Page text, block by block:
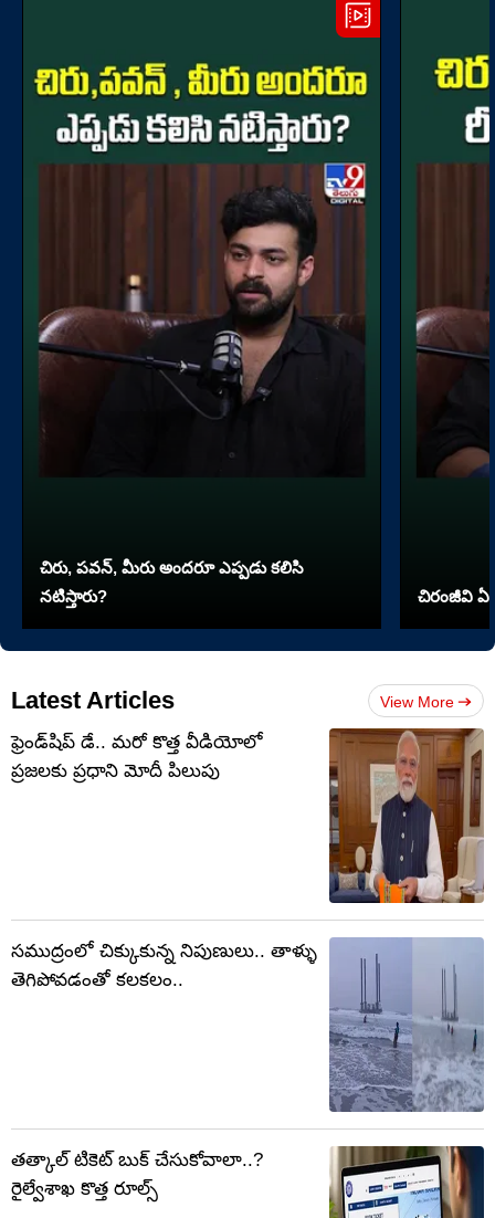
చిరు, పవన్, మీరు అందరూ ఎప్పడు కలిసి
నటిస్తారు?
చిరంజీవి ఏ
Latest Articles View More
ఫ్రెండ్‌షిప్ డే.. మరో కొత్త వీడియోలో
ప్రజలకు ప్రధాని మోదీ పిలుపు
సముద్రంలో చిక్కుకున్న నిపుణులు.. తాళ్ళు
తెగిపోవడంతో కలకలం..
తత్కాల్ టికెట్ బుక్ చేసుకోవాలా..?
రైల్వేశాఖ కొత్త రూల్స్